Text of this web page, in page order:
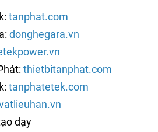
tanphat.com
donghegara.vn
thietbitanphat.com
tanphatetek.com
dạy